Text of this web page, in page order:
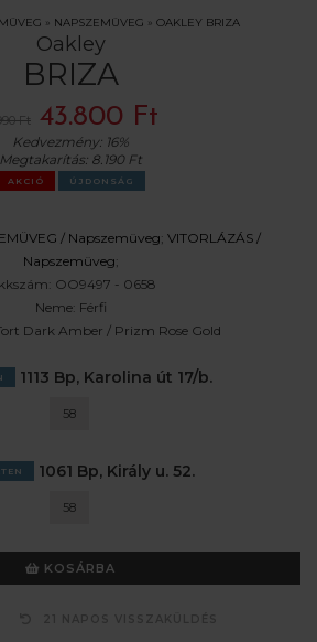
» NAPSZEMÜVEG » OAKLEY BRIZA
Oakley
BRIZA
Ft 43.800 Ft
Kedvezmény: 16%
Megtakarítás: 8.190 Ft
AKCIÓ ÚJDONSÁG
/ Napszemüveg; VITORLÁZÁS /
Napszemüveg;
OO9497 - 0658
Neme: Férfi
Dark Amber / Prizm Rose Gold
1113 Bp, Karolina út 17/b.
58
1061 Bp, Király u. 52.
58
KOSÁRBA